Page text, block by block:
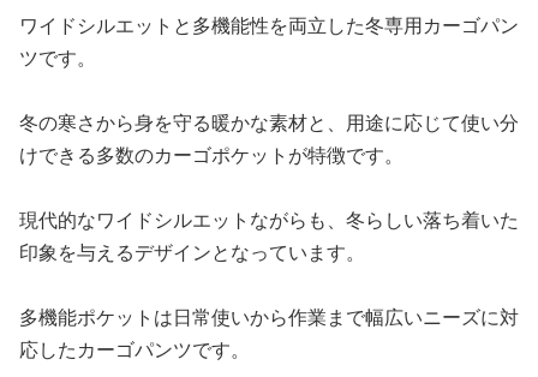
ワイドシルエットと多機能性を両立した冬専用カーゴパン
ツです。
冬の寒さから身を守る暖かな素材と、用途に応じて使い分
けできる多数のカーゴポケットが特徴です。
現代的なワイドシルエットながらも、冬らしい落ち着いた
印象を与えるデザインとなっています。
多機能ポケットは日常使いから作業まで幅広いニーズに対
応したカーゴパンツです。